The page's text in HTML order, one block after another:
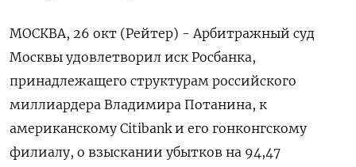
МОСКВА, 26 окт (Рейтер) - Арбитражный суд
Москвы удовлетворил иск Росбанка,
принадлежащего структурам российского
миллиардера Владимира Потанина, к
американскому Citibank и его гонконгскому
филиалу, о взыскании убытков на 94,47